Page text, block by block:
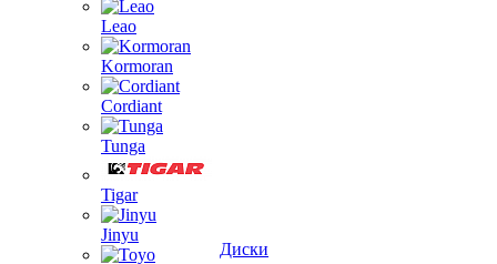
Leao
Kormoran
Cordiant
Tunga
Tigar
Jinyu
Диски